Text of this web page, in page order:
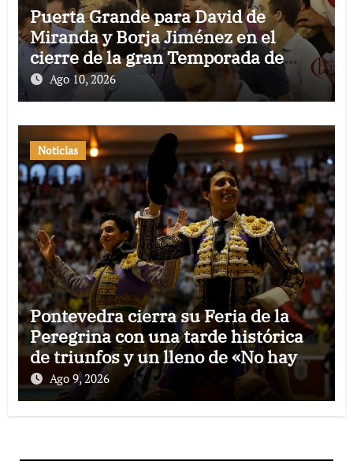
Puerta Grande para David de
Miranda y Borja Jiménez en el
cierre de la gran Temporada de
Verano de El Puerto
Ago 10, 2026
Noticias
Pontevedra cierra su Feria de la
Peregrina con una tarde histórica
de triunfos y un lleno de «No hay
billetes»
Ago 9, 2026